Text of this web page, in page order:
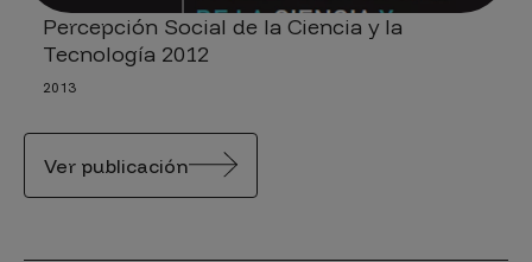
Percepción Social de la Ciencia y la
Tecnología 2012
2013
Ver publicación